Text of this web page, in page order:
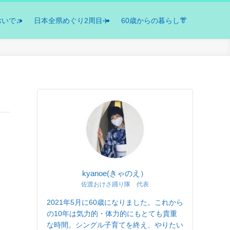
いで♫ 日本全県めぐり2周目✈️ 60歳からの暮らし👘
kyanoe(きゃのえ）
佐渡おけさ踊り隊 代表
2021年5月に60歳になりました。これから
の10年は気力的・体力的にもとても貴重
な時間。シングル子育てを終え、やりたい